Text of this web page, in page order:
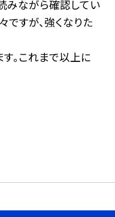
みながら確認してい
ですが、強くなりた
。これまで以上に